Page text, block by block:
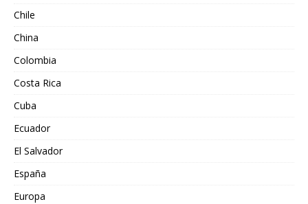
Chile
China
Colombia
Costa Rica
Cuba
Ecuador
El Salvador
España
Europa